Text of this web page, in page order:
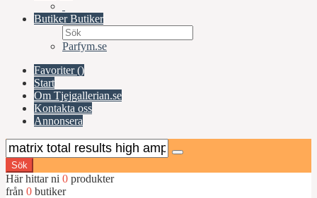
ButikerButiker
Parfym.se
Favoriter ()
Start
Om Tjejgallerian.se
Kontakta oss
Annonsera
Sök
Här hittar ni 0 produkter
från 0 butiker